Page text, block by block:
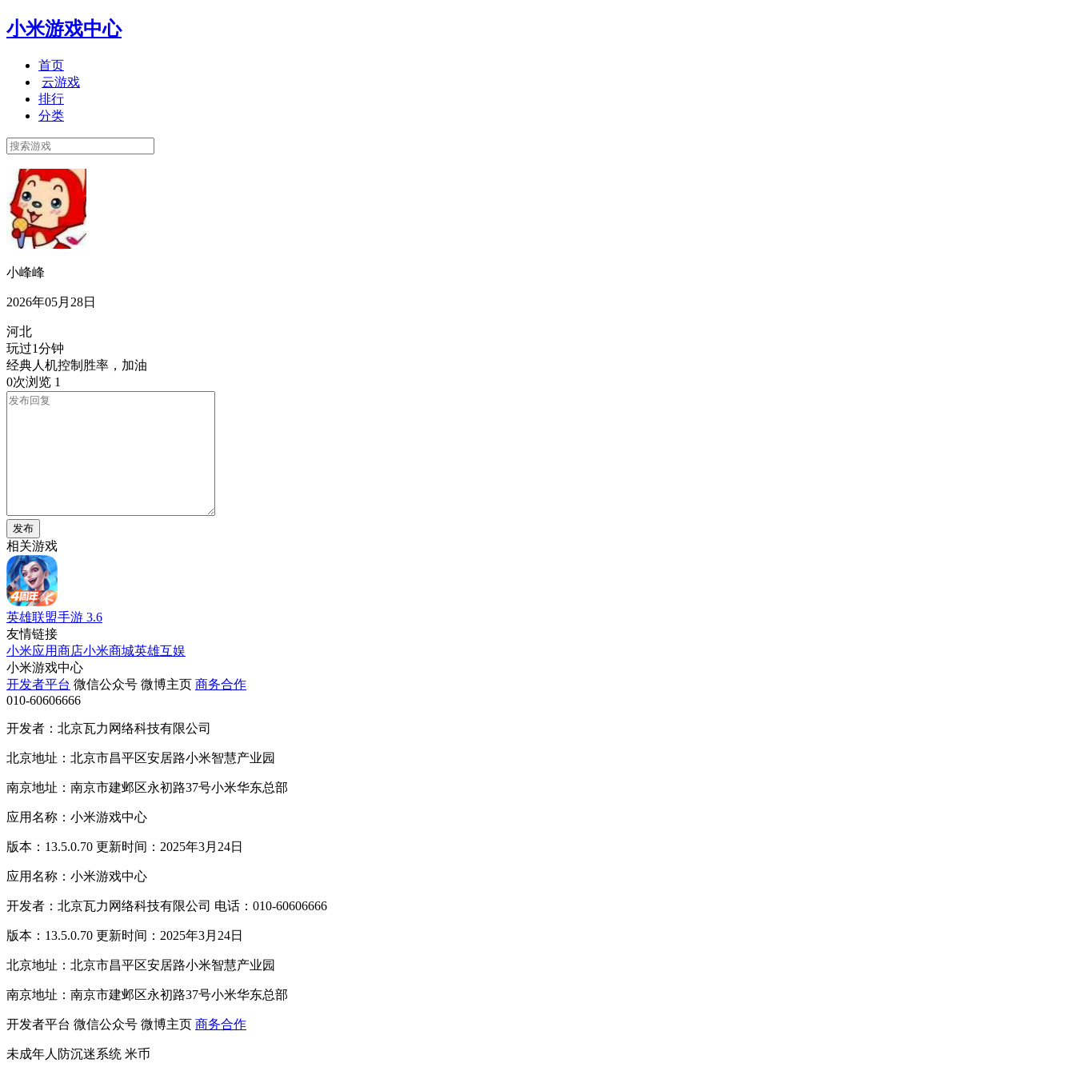
小米游戏中心
首页
云游戏
排行
分类
小峰峰
2026年05月28日
河北
玩过1分钟
经典人机控制胜率，加油
0次浏览 1
发布
相关游戏
英雄联盟手游 3.6
友情链接
小米应用商店小米商城英雄互娱
小米游戏中心
开发者平台 微信公众号 微博主页 商务合作
010-60606666
开发者：北京瓦力网络科技有限公司
北京地址：北京市昌平区安居路小米智慧产业园
南京地址：南京市建邺区永初路37号小米华东总部
应用名称：小米游戏中心
版本：13.5.0.70 更新时间：2025年3月24日
应用名称：小米游戏中心
开发者：北京瓦力网络科技有限公司 电话：010-60606666
版本：13.5.0.70 更新时间：2025年3月24日
北京地址：北京市昌平区安居路小米智慧产业园
南京地址：南京市建邺区永初路37号小米华东总部
开发者平台 微信公众号 微博主页 商务合作
未成年人防沉迷系统 米币